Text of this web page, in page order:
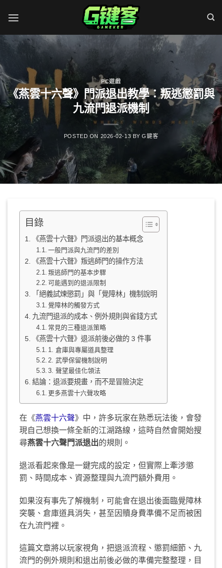
PC遊戲
《燕雲十六聲》門派退出教學：叛逃懲罰與
九流門退派機制
POSTED ON 2026-02-13 BYG鍵客
目錄
《燕雲十六聲》門派退出的基本概念
一般門派與九流門的差別
《燕雲十六聲》叛逃師門的操作方法
叛逃師門的基本步驟
可能遇到的退派限制
「絕義試煉懲罰」與「覺障林」機制說明
覺障林的觸發方式
九流門退派的成本、例外規則與省錢方式
常見的三種退派策略
《燕雲十六聲》退派前後必做的 3 件事
1. 倉庫與專屬道具整理
2. 武學保留機制說明
3. 聲望最佳化領法
結論：退派要規畫，而不是冒險決定
更多燕雲十六聲攻略
在《燕雲十六聲》中，許多玩家在熟悉玩法後，會發
現自己想換一條全新的江湖路線，這時自然會開始搜
尋燕雲十六聲門派退出的規則。
退派看起來像是一鍵完成的設定，但實際上牽涉懲
罰、時間成本、資源整理與九流門額外費用。
如果沒有事先了解機制，可能會在退出後面臨覺障林
突襲、倉庫道具消失，甚至因贖身費準備不足而被困
在九流門裡。
這篇文章將以玩家視角，把退派流程、懲罰細節、九
流門的例外規則和退出前後必做的準備完整整理，目